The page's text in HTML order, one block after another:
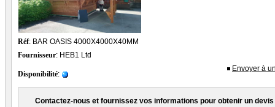
Réf: BAR OASIS 4000X4000X40MM
Fournisseur: HEB1 Ltd
Disponibilité:
Envoyer à
Contactez-nous et fournissez vos informations pour obtenir un devis
No TVA Intracommunautaire
Adresse de facturation